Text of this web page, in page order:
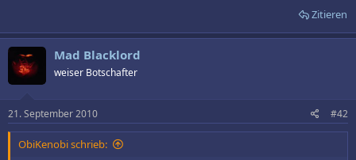
Zitieren
Mad Blacklord
weiser Botschafter
21. September 2010 #42
ObiKenobi schrieb: